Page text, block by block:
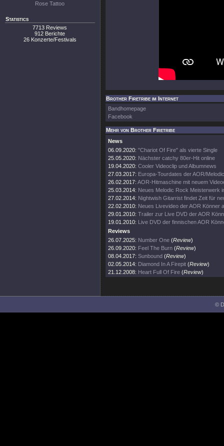
Rose Tattoo
Statistics
7713 Reviews
912 Berichte
26 Konzerte/Festivals
Brother Firetribe im Internet
Bandhomepage
Facebook
Mehr von Brother Firetribe
News
06.09.2020: "Chariot Of Fire" als vierte Single
25.05.2020: Nächster catchy 80er-Hit online
19.04.2020: Cooler Videoclip und Albumnews
27.03.2017: Europa-Tourdates der AOR/
26.02.2017: AOR-Hitmaschine mit neuem
25.03.2014: Neues Melodic Rock Meisterwerk
27.02.2014: Nightwish Gitarrist findet Zeit für
22.02.2010: Neues Livevideo der AOR Könner
29.01.2010: Trailer zur Live DVD der AOR
19.01.2010: Live DVD der finnischen AOR
Reviews
26.07.2025: Number One (Review)
26.09.2020: Feel The Burn (Review)
08.04.2017: Sunbound (Review)
02.05.2014: Diamond In A Firepit (Review)
21.12.2008: Heart Full Of Fire (Review)
©